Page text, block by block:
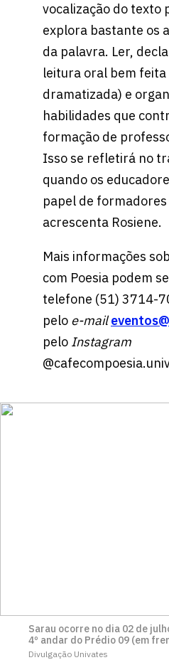
vocalização do texto
explora bastante os
da palavra. Ler,
leitura oral bem feita
dramatizada) e
habilidades que
formação de
Isso se refletirá no
quando os
papel de
acrescenta Rosiene.
Mais informações
com Poesia podem
telefone (51) 3714-
pelo e-mail
pelo Instagram
Sarau ocorre no dia 02 de
4º andar do Prédio 09 (em
Divulgação Univates